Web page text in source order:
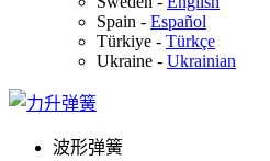
Spain - Español
Türkiye - Türkçe
Ukraine - Ukrainian
波形弹簧